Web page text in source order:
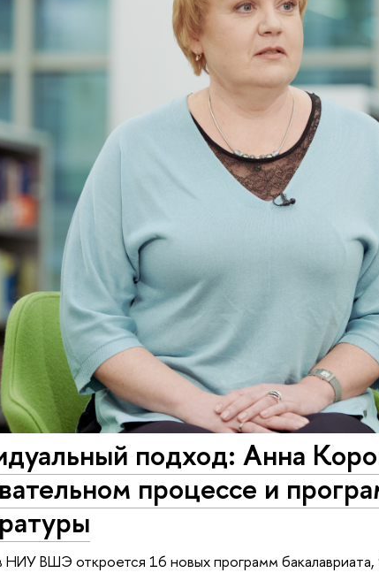
подход: Анна
процессе и
НИУ ВШЭ откроется 16 новых программ